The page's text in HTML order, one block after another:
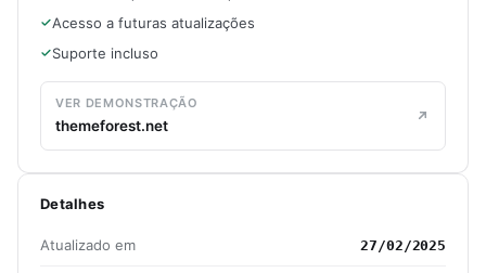
Acesso a futuras atualizações
Suporte incluso
VER DEMONSTRAÇÃO
themeforest.net
Detalhes
Atualizado em 27/02/2025